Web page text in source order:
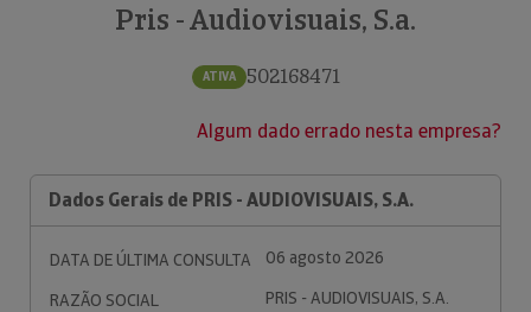
Pris - Audiovisuais, S.a.
ATIVA 502168471
Algum dado errado nesta empresa?
Dados Gerais de PRIS - AUDIOVISUAIS, S.A.
DATA DE ÚLTIMA CONSULTA
06 agosto 2026
RAZÃO SOCIAL
PRIS - AUDIOVISUAIS, S.A.